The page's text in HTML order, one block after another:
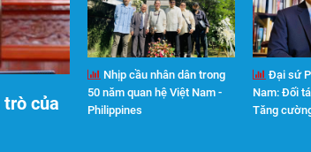
của
Nhịp cầu nhân dân trong
50 năm quan hệ Việt Nam -
Philippines
Đại sứ
Nam: Đối
Tăng